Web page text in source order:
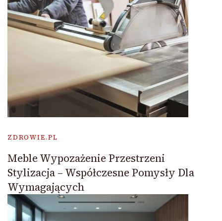
ZDROWIE.PL
Meble Wypozażenie Przestrzeni
Stylizacja – Współczesne Pomysły Dla
Wymagających